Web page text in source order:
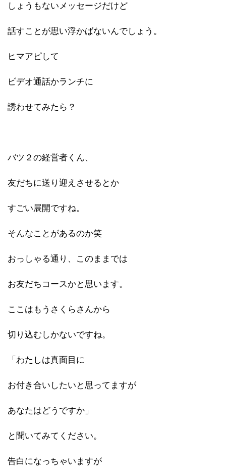
しょうもないメッセージだけど
話すことが思い浮かばないんでしょう。
ヒマアピして
ビデオ通話かランチに
誘わせてみたら？
バツ２の経営者くん、
友だちに送り迎えさせるとか
すごい展開ですね。
そんなことがあるのか笑
おっしゃる通り、このままでは
お友だちコースかと思います。
ここはもうさくらさんから
切り込むしかないですね。
「わたしは真面目に
お付き合いしたいと思ってますが
あなたはどうですか」
と聞いてみてください。
告白になっちゃいますが